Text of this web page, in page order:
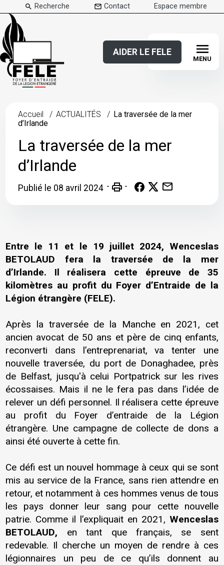
AIDER LE FELE menu
MENU
Recherche Contact Espace membre
Accueil ACTUALITÉS
La traversée de la mer
d’Irlande
La traversée de la mer
d’Irlande
Publié le 08 avril 2024 print mail
Entre le 11 et le 19 juillet 2024, Wenceslas
BETOLAUD fera la traversée de la mer
d’Irlande. Il réalisera cette épreuve de 35
kilomètres au profit du Foyer d’Entraide de la
Légion étrangère (FELE).
Après la traversée de la Manche en 2021, cet
ancien avocat de 50 ans et père de cinq enfants,
reconverti dans l’entreprenariat, va tenter une
nouvelle traversée, du port de Donaghadee, près
de Belfast, jusqu'à celui Portpatrick sur les rives
écossaises. Mais il ne le fera pas dans l’idée de
relever un défi personnel. Il réalisera cette épreuve
au profit du Foyer d’entraide de la Légion
étrangère. Une campagne de collecte de dons a
ainsi été ouverte à cette fin.
Ce défi est un nouvel hommage à ceux qui se sont
mis au service de la France, sans rien attendre en
retour, et notamment à ces hommes venus de tous
les pays donner leur sang pour cette nouvelle
patrie. Comme il l’expliquait en 2021, Wenceslas
BETOLAUD, en tant que français, se sent
redevable. Il cherche un moyen de rendre à ces
légionnaires un peu de ce qu’ils donnent au